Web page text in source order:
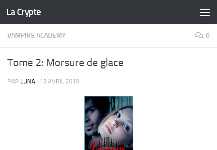
Skip to content
La Crypte
VAMPIRE ACADEMY 0
Tome 2: Morsure de glace
PAR LUNA · 13 AVRIL 2019